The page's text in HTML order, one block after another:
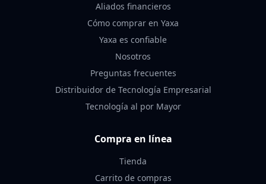
Aliados financieros
Cómo comprar en Yaxa
Yaxa es confiable
Nosotros
Preguntas frecuentes
Distribuidor de Tecnología Empresarial
Tecnología al por Mayor
Compra en línea
Tienda
Carrito de compras